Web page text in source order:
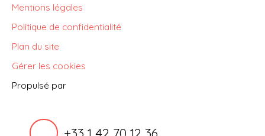
Mentions légales
Politique de confidentialité
Plan du site
Gérer les cookies
Propulsé par
+33 1 42 70 12 36